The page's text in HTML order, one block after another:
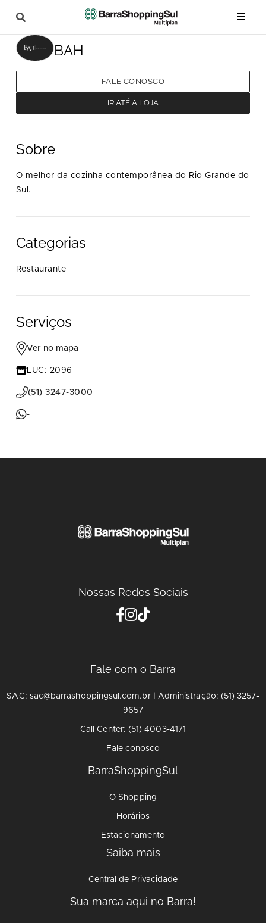
BAH
FALE CONOSCO
IR ATÉ A LOJA
Sobre
O melhor da cozinha contemporânea do Rio Grande do
Sul.
Categorias
Restaurante
Serviços
Ver no mapa
LUC: 2096
(51) 3247-3000
-
Nossas Redes Sociais
Fale com o Barra
SAC: sac@barrashoppingsul.com.br | Administração: (51) 3257-
9657
Call Center: (51) 4003-4171
Fale conosco
BarraShoppingSul
O Shopping
Horários
Estacionamento
Saiba mais
Central de Privacidade
Sua marca aqui no Barra!